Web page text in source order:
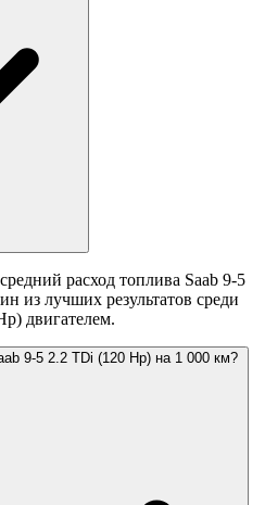
расход топлива Saab 9-5
из лучших результатов среди
двигателем.
9-5 2.2 TDi (120 Hp) на 1 000 км?